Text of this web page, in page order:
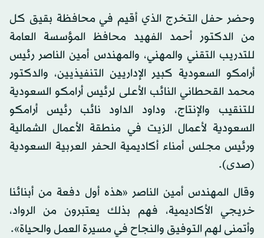
وحضر حفل التخرج الذي أقيم في محافظة بقيق كل
من الدكتور أحمد الفهيد محافظ المؤسسة العامة
للتدريب التقني والمهني، والمهندس أمين الناصر رئيس
أرامكو السعودية كبير الإداريين التنفيذيين، والدكتور
محمد القحطاني النائب الأعلى لرئيس أرامكو السعودية
للتنقيب والإنتاج، وداود الداود نائب رئيس أرامكو
السعودية لأعمال الزيت في منطقة الأعمال الشمالية
ورئيس مجلس أمناء أكاديمية الحفر العربية السعودية
(صدى).
وقال المهندس أمين الناصر «هذه أول دفعة من أبنائنا
خريجي الأكاديمية، فهم بذلك يعتبرون من الرواد،
وأتمنى لهم التوفيق والنجاح في مسيرة العمل والحياة».